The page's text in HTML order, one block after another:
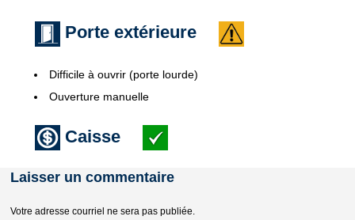
Porte extérieure
Difficile à ouvrir (porte lourde)
Ouverture manuelle
Caisse
Laisser un commentaire
Votre adresse courriel ne sera pas publiée.